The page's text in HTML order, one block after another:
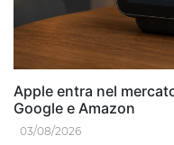
Apple entra nel
Google e Amazon
03/08/2026